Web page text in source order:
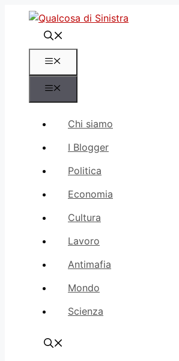
contenuto
Menu
Chi siamo
I Blogger
Politica
Economia
Cultura
Lavoro
Antimafia
Mondo
Scienza